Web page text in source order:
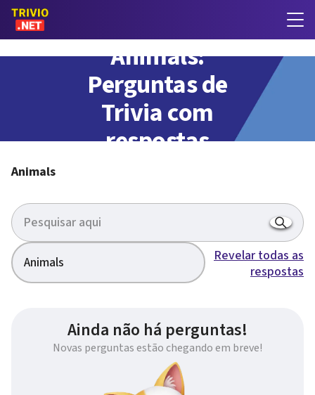
Animals:
Perguntas de
Trivia com
respostas
Animals
Animals
Revelar todas as
respostas
Ainda não há perguntas!
Novas perguntas estão chegando em breve!